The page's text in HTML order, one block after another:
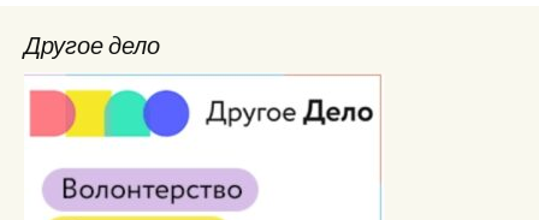
Другое дело